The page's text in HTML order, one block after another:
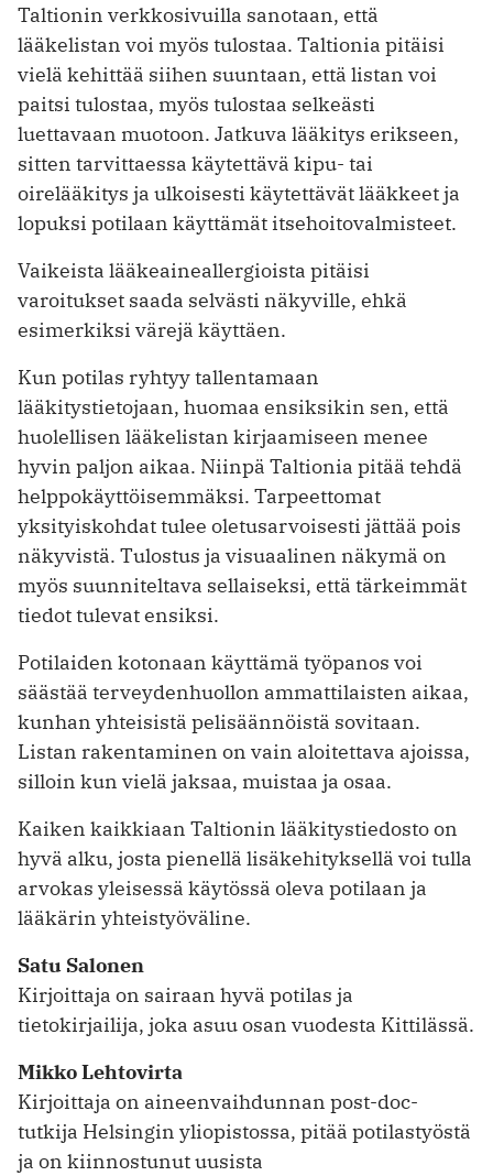
Taltionin verkkosivuilla sanotaan, että
lääkelistan voi myös tulostaa. Taltionia pitäisi
vielä kehittää siihen suuntaan, että listan voi
paitsi tulostaa, myös tulostaa selkeästi
luettavaan muotoon. Jatkuva lääkitys erikseen,
sitten tarvittaessa käytettävä kipu- tai
oirelääkitys ja ulkoisesti käytettävät lääkkeet ja
lopuksi potilaan käyttämät itsehoitovalmisteet.
Vaikeista lääkeaineallergioista pitäisi
varoitukset saada selvästi näkyville, ehkä
esimerkiksi värejä käyttäen.
Kun potilas ryhtyy tallentamaan
lääkitystietojaan, huomaa ensiksikin sen, että
huolellisen lääkelistan kirjaamiseen menee
hyvin paljon aikaa. Niinpä Taltionia pitää tehdä
helppokäyttöisemmäksi. Tarpeettomat
yksityiskohdat tulee oletusarvoisesti jättää pois
näkyvistä. Tulostus ja visuaalinen näkymä on
myös suunniteltava sellaiseksi, että tärkeimmät
tiedot tulevat ensiksi.
Potilaiden kotonaan käyttämä työpanos voi
säästää terveydenhuollon ammattilaisten aikaa,
kunhan yhteisistä pelisäännöistä sovitaan.
Listan rakentaminen on vain aloitettava ajoissa,
silloin kun vielä jaksaa, muistaa ja osaa.
Kaiken kaikkiaan Taltionin lääkitystiedosto on
hyvä alku, josta pienellä lisäkehityksellä voi tulla
arvokas yleisessä käytössä oleva potilaan ja
lääkärin yhteistyöväline.
Satu Salonen
Kirjoittaja on sairaan hyvä potilas ja
tietokirjailija, joka asuu osan vuodesta Kittilässä.
Mikko Lehtovirta
Kirjoittaja on aineenvaihdunnan post-doc-
tutkija Helsingin yliopistossa, pitää potilastyöstä
ja on kiinnostunut uusista